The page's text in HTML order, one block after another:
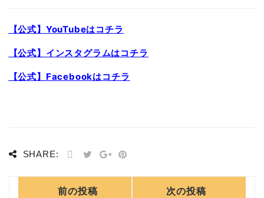
【公式】YouTubeはコチラ
【公式】インスタグラムはコチラ
【公式】Facebookはコチラ
SHARE:
前の投稿 次の投稿